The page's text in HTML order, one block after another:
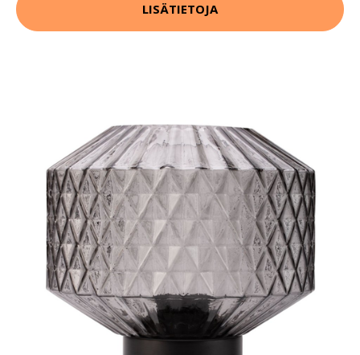
LISÄTIETOJA